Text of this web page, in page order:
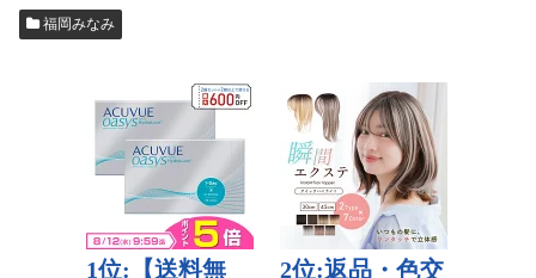
福岡みなみ